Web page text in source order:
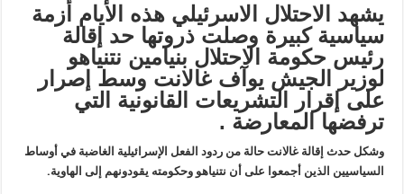
يشهد الاحتلال الاسرئيلي هذه الأيام أزمة
سياسية كبيرة وصلت ذروتها حد إقالة
رئيس حكومة الاحتلال بنيامين نتنياهو
لوزير الجيش يوآف غالانت وسط إصرار
على إقرار التشريعات القانونية التي
ترفضها المعارضة .
وشكل حدث إقالة غالانت حالة من ردود الفعل الإسرائيلية الغاضبة في أوساط
السياسيين الذين أجمعوا على أن نتنياهو وحكومته يقودونهم إلى الهاوية.